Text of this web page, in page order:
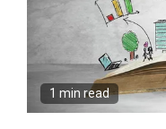
1 min read